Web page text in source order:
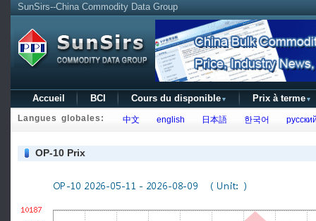
SunSirs--China Commodity Data Group
Accueil BCI Cours du disponible ▼ Prix à terme ▼
Langues globales: 中文 english 日本語 한국어
OP-10 Prix